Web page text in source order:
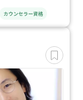
カウンセラー資格